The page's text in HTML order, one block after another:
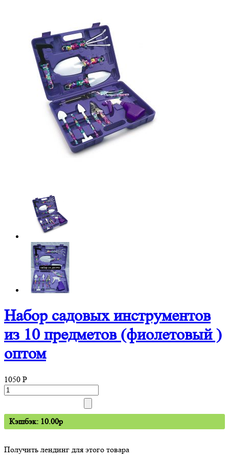
Набор садовых инструментов
из 10 предметов (фиолетовый )
оптом
1050 P
Кэшбэк: 10.00p
Получить лендинг для этого товара